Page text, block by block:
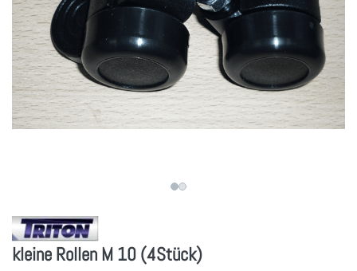
kleine Rollen M 10 (4Stück)